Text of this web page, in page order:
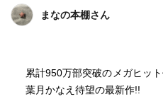
まなの本棚さん
累計950万部突破のメガヒッ
葉月かなえ待望の最新作!!